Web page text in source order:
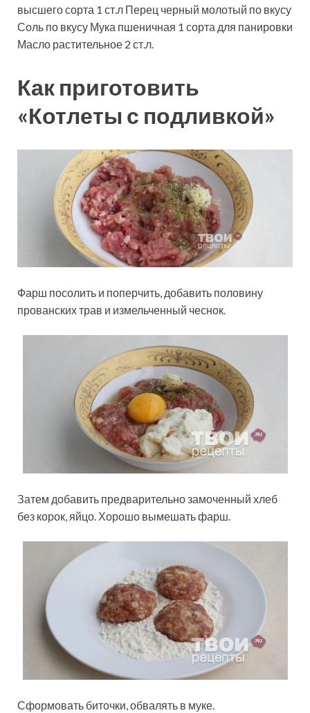
высшего сорта 1 ст.л Перец черный молотый по вкусу
Соль по вкусу Мука пшеничная 1 сорта для панировки
Масло растительное 2 ст.л.
Как приготовить
«Котлеты с подливкой»
Фарш посолить и поперчить, добавить половину
прованских трав и измельченный чеснок.
Затем добавить предварительно замоченный хлеб
без корок, яйцо. Хорошо вымешать фарш.
Сформовать биточки, обвалять в муке.